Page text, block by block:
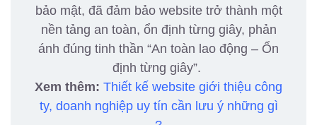
bảo mật, đã đảm bảo website trở thành một
nền tảng an toàn, ổn định từng giây, phản
ánh đúng tinh thần “An toàn lao động – Ổn
định từng giây”.
Xem thêm: Thiết kế website giới thiệu công
ty, doanh nghiệp uy tín cần lưu ý những gì